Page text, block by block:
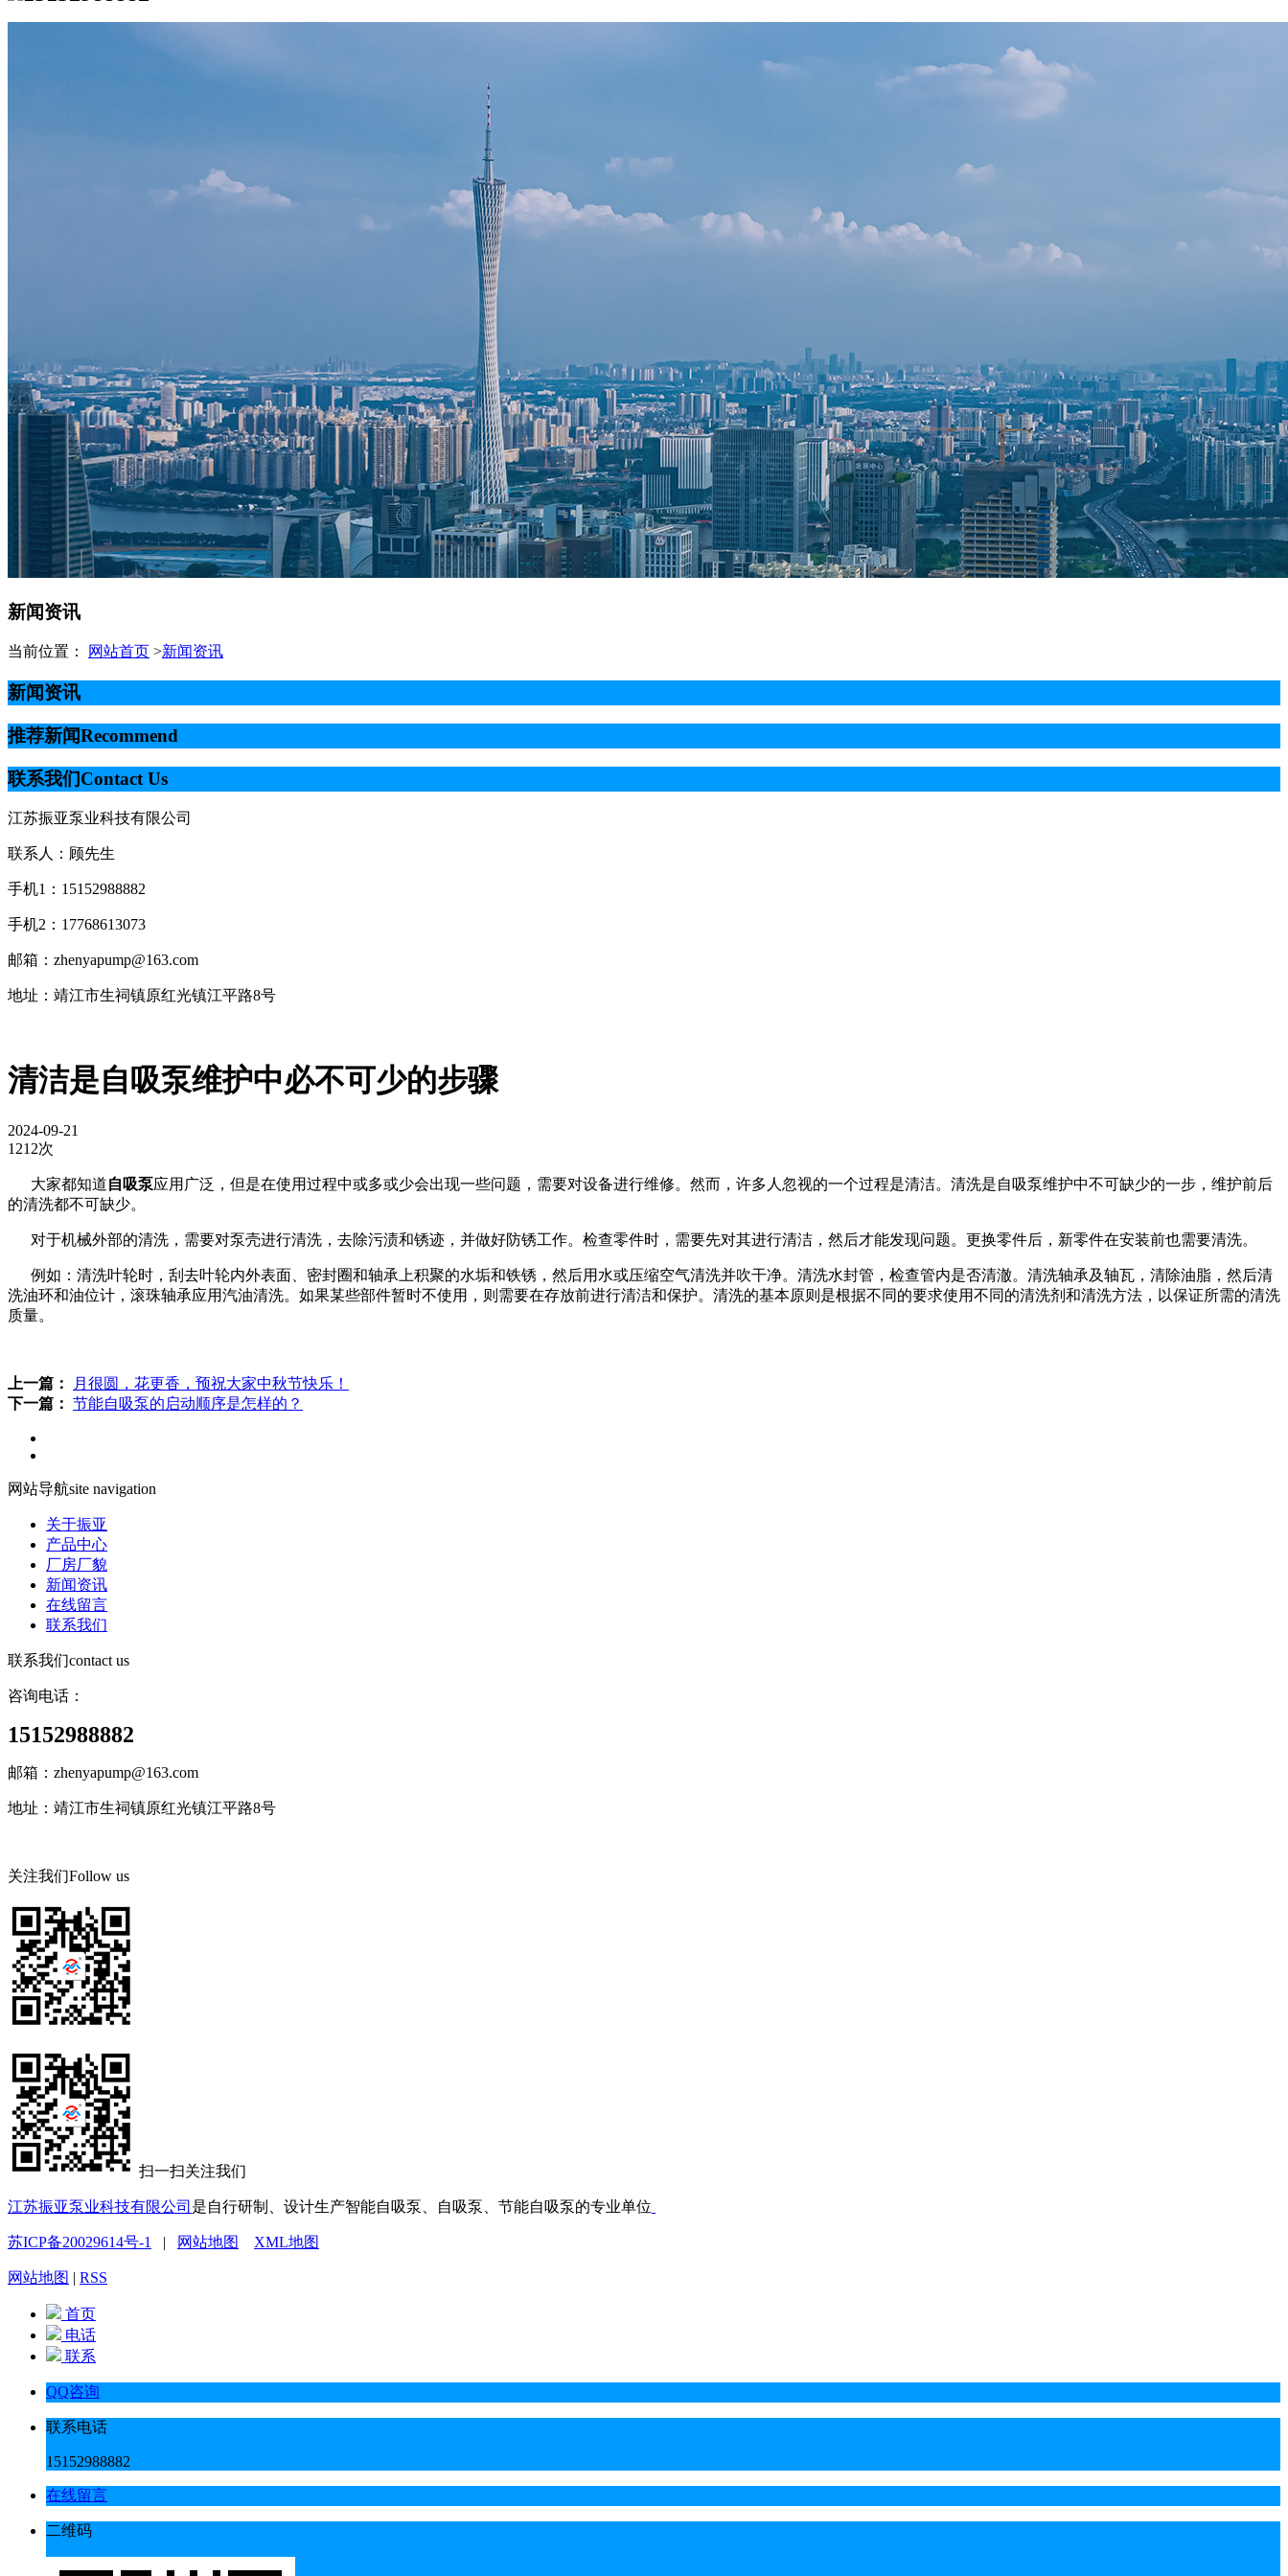
新闻资讯
当前位置： 网站首页 >新闻资讯
新闻资讯
推荐新闻Recommend
联系我们Contact Us
江苏振亚泵业科技有限公司
联系人：顾先生
手机1：15152988882
手机2：17768613073
邮箱：zhenyapump@163.com
地址：靖江市生祠镇原红光镇江平路8号
​清洁是自吸泵维护中必不可少的步骤
2024-09-21
1212次
大家都知道自吸泵应用广泛，但是在使用过程中或多或少会出现一些问题，需要对设备进行维修。然而，许多人忽视的一个过程是清洁。清洗是自吸泵维护中不可缺少的一步，维护前后
的清洗都不可缺少。
对于机械外部的清洗，需要对泵壳进行清洗，去除污渍和锈迹，并做好防锈工作。检查零件时，需要先对其进行清洁，然后才能发现问题。更换零件后，新零件在安装前也需要清洗。
例如：清洗叶轮时，刮去叶轮内外表面、密封圈和轴承上积聚的水垢和铁锈，然后用水或压缩空气清洗并吹干净。清洗水封管，检查管内是否清澈。清洗轴承及轴瓦，清除油脂，然后清
洗油环和油位计，滚珠轴承应用汽油清洗。如果某些部件暂时不使用，则需要在存放前进行清洁和保护。清洗的基本原则是根据不同的要求使用不同的清洗剂和清洗方法，以保证所需的清洗
质量。
上一篇：
月很圆，花更香，预祝大家中秋节快乐！
下一篇： 节能自吸泵的启动顺序是怎样的？
网站导航site navigation
关于振亚
产品中心
厂房厂貌
新闻资讯
在线留言
联系我们
联系我们contact us
咨询电话：
15152988882
邮箱：zhenyapump@163.com
地址：靖江市生祠镇原红光镇江平路8号
关注我们Follow us
扫一扫关注我们
江苏振亚泵业科技有限公司 是自行研制、设计生产智能自吸泵、自吸泵、节能自吸泵的专业单位
苏ICP备20029614号-1 | 网站地图 XML地图
网站地图 | RSS
首页
电话
联系
QQ咨询
联系电话
15152988882
在线留言
二维码